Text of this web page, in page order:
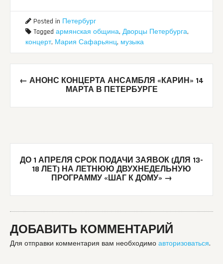
Posted in Петербург
Tagged армянская община, Дворцы Петербурга,
концерт, Мария Сафарьянц, музыка
Post
navigation
← АНОНС КОНЦЕРТА АНСАМБЛЯ «КАРИН» 14
МАРТА В ПЕТЕРБУРГЕ
ДО 1 АПРЕЛЯ СРОК ПОДАЧИ ЗАЯВОК (ДЛЯ 13-
18 ЛЕТ) НА ЛЕТНЮЮ ДВУХНЕДЕЛЬНУЮ
ПРОГРАММУ «ШАГ К ДОМУ» →
ДОБАВИТЬ КОММЕНТАРИЙ
Для отправки комментария вам необходимо авторизоваться.